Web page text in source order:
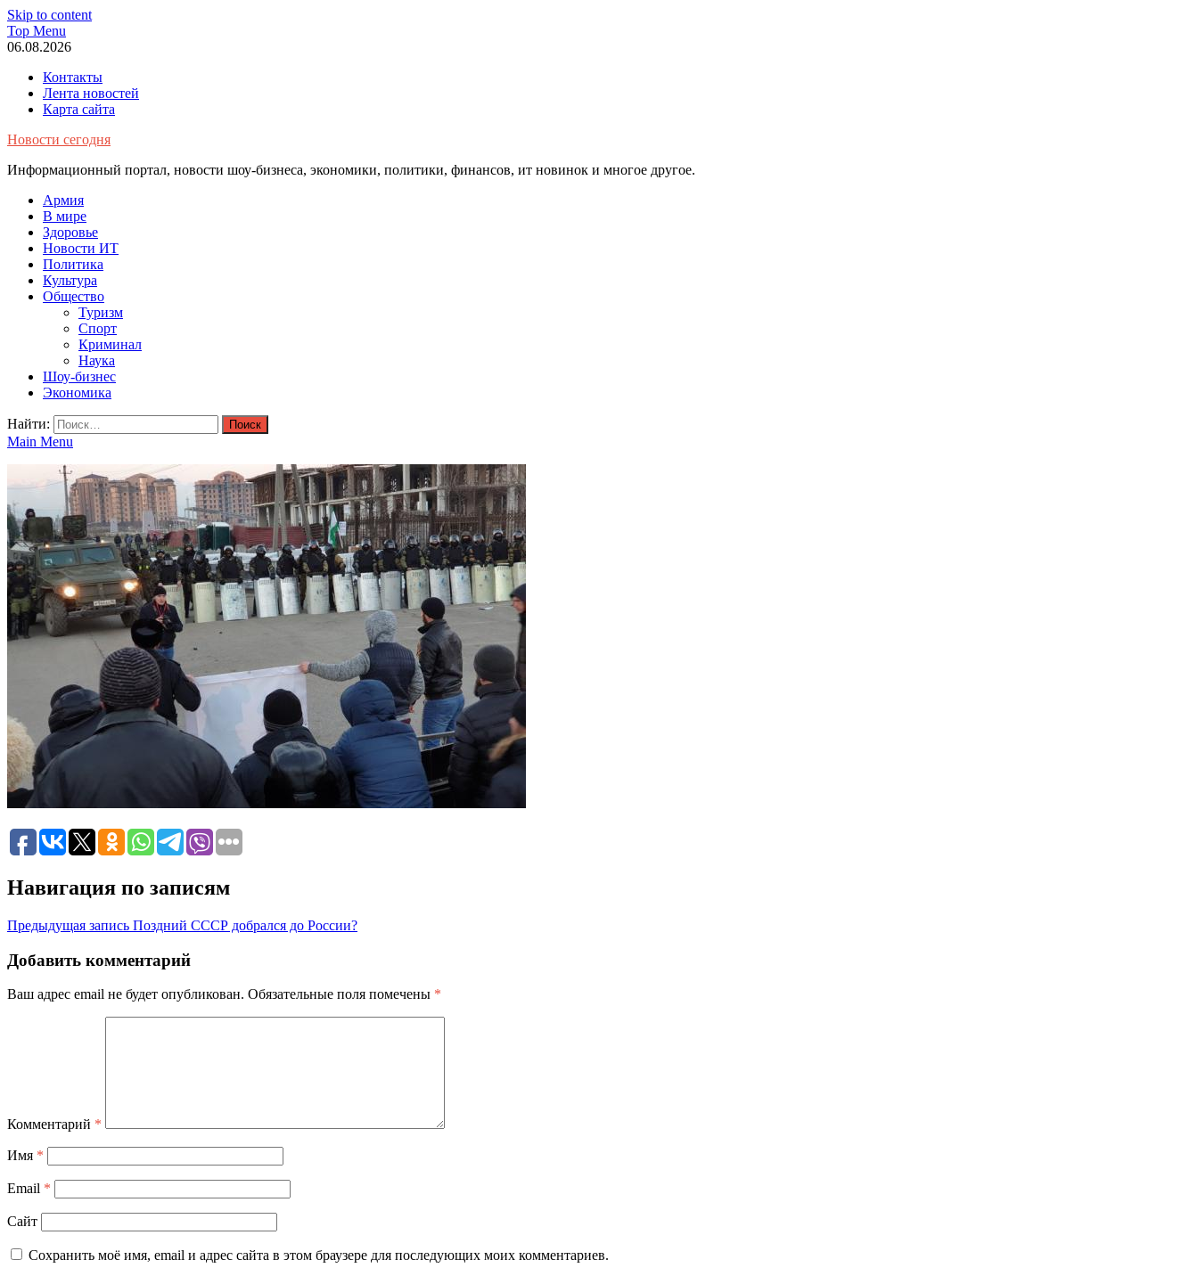
Skip to content
Top Menu
06.08.2026
Контакты
Лента новостей
Карта сайта
Новости сегодня
Информационный портал, новости шоу-бизнеса, экономики, политики, финансов, ит новинок и многое другое.
Армия
В мире
Здоровье
Новости ИТ
Политика
Культура
Общество
Туризм
Спорт
Криминал
Наука
Шоу-бизнес
Экономика
Найти:
Main Menu
Навигация по записям
Предыдущая запись Поздний СССР добрался до России?
Добавить комментарий
Ваш адрес email не будет опубликован. Обязательные поля помечены *
Комментарий *
Имя *
Email *
Сайт
Сохранить моё имя, email и адрес сайта в этом браузере для последующих моих комментариев.